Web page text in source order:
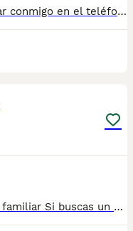
Para cualquier información pueden contactar conmigo en el teléfono 633 109 444. Disponible para entregar ya.
# 🐶 Cachorros Beagle criados en ambiente familiar Si buscas un Beagle sano, equilibrado y criado con cariño desde el primer día, estás en el lugar adecuado. Nuestros cachorros nacen y crecen en un **ambiente completamente familiar**, conviviendo a diario con personas y acostumbrándose a los sonidos y rutinas de un hogar. Esto favorece una mejor socialización y adaptación a su nueva familia. ❤️ Realizamos muy pocas camadas al año para poder dedicar a cada cachorro toda la atención que necesita. Se entregan: ✔ Vacunados según su edad. ✔ Desparasitados. ✔ Revisados veterinariamente. ✔ Con toda su documentación al día. ✔ Acostumbrados al contacto diario con personas. 🚚 **Entrega personalizada en toda la Península.** Nos desplazamos personalmente desde nuestra casa hasta la puerta de la tuya para que conozcas a tu cachorro con total tranquilidad. 💳 **No tendrás que pagar absolutamente nada por adelantado.** Podrás ver al cachorro en persona, comprobar que todo está exactamente como te hemos explicado y, únicamente cuando estés completamente satisfecho, realizarás el pago **a la entrega**. Creemos que la confianza es la mejor garantía. Si quieres más información, fotografías o vídeos de la camada, estaremos encantados de atenderte y resolver cualquier duda. Entregas en toda la Península610864702